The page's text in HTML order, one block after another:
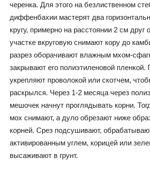
черенка. Для этого на безлиственном
диффенбахии мастерят два
кругу, примерно на расстоянии 2 см друг
участке вкруговую снимают кору до
разрез оборачивают влажным мхом-
закрывают его полиэтиленовой пленкой.
укрепляют проволокой или скотчем,
раскрылся. Через 1-2 месяца через
мешочек начнут проглядывать корни.
мох снимают, а дуло обрезают ниже
корней. Срез подсушивают,
активированным углем, корицей или
высаживают в грунт.